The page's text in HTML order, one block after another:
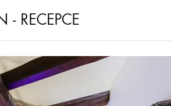
- RECEPCE